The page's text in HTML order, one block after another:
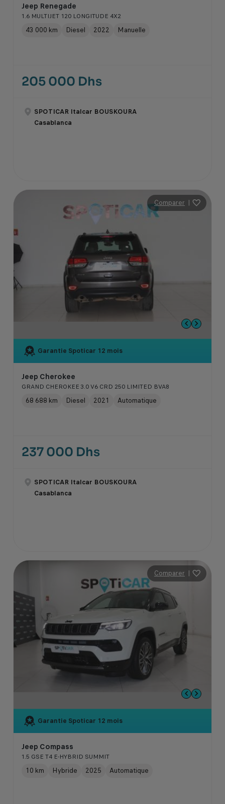
Jeep Renegade
1.6 MULTIJET 120 LONGITUDE 4X2
43 000 km Diesel 2022 Manuelle
205 000 Dhs
SPOTICAR Italcar BOUSKOURA
Casablanca
Comparer |
Garantie Spoticar 12 mois
Jeep Cherokee
GRAND CHEROKEE 3.0 V6 CRD 250 LIMITED BVA8
68 688 km Diesel 2021 Automatique
237 000 Dhs
SPOTICAR Italcar BOUSKOURA
Casablanca
Comparer |
Garantie Spoticar 12 mois
Jeep Compass
1.5 GSE T4 E-HYBRID SUMMIT
10 km Hybride 2025 Automatique